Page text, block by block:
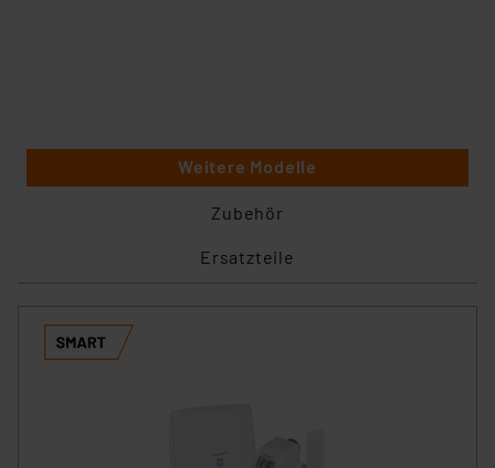
Weitere Modelle
Zubehör
Ersatzteile